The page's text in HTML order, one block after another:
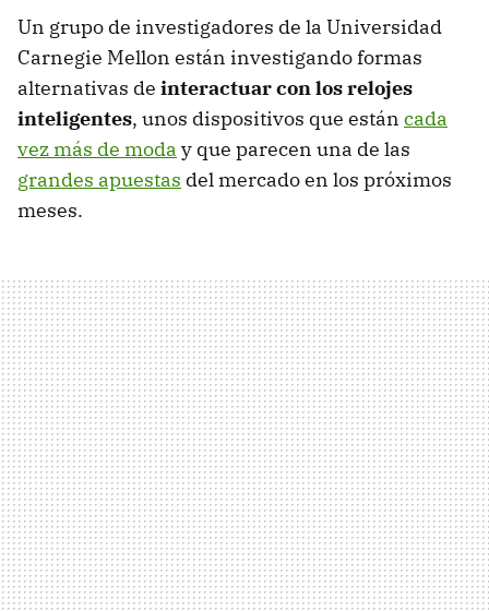
Un grupo de investigadores de la Universidad
Carnegie Mellon están investigando formas
alternativas de interactuar con los relojes
inteligentes, unos dispositivos que están cada
vez más de moda y que parecen una de las
grandes apuestas del mercado en los próximos
meses.